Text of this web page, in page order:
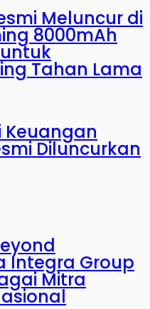
Meluncur di
8000mAh
Tahan Lama
Keuangan
Diluncurkan
Integra Group
Mitra